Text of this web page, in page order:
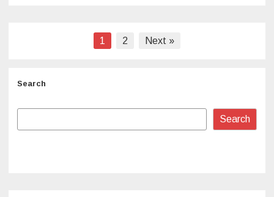
1 2 Next »
Search
Search